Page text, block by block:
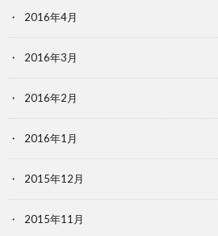
2016年4月
2016年3月
2016年2月
2016年1月
2015年12月
2015年11月